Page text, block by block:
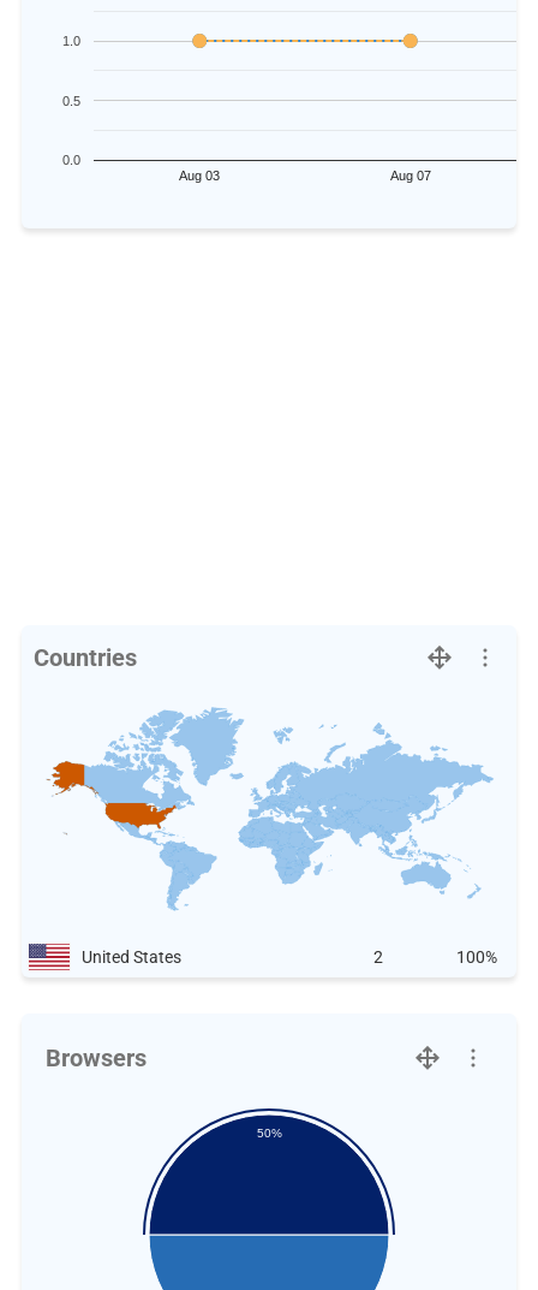
Aug 03 Aug 07
0.0
0.5
1.0
Countries
United States 2 100%
Browsers
50%